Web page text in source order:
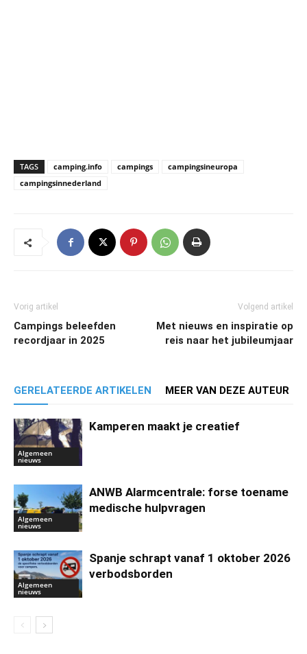
TAGS camping.info campings
campingsineuropa
campingsinnederland
Vorig artikel
Campings beleefden
recordjaar in 2025
Volgend artikel
Met nieuws en inspiratie op
reis naar het jubileumjaar
GERELATEERDE ARTIKELEN MEER VAN DEZE AUTEUR
Algemeen
nieuws
Kamperen maakt je creatief
Algemeen
nieuws
ANWB Alarmcentrale: forse toename
medische hulpvragen
Algemeen
nieuws
Spanje schrapt vanaf 1 oktober 2026
verbodsborden